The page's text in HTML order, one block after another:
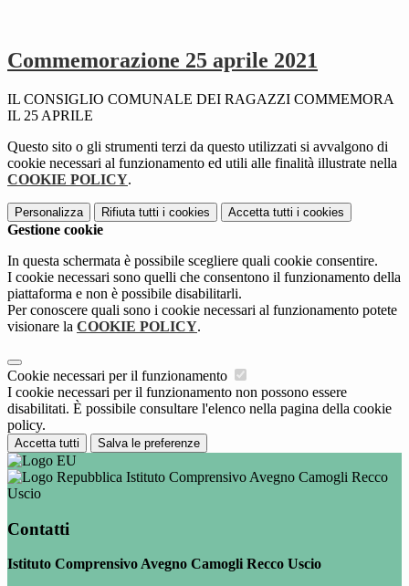
Commemorazione 25 aprile 2021
IL CONSIGLIO COMUNALE DEI RAGAZZI COMMEMORA
IL 25 APRILE
Questo sito o gli strumenti terzi da questo utilizzati si avvalgono di
cookie necessari al funzionamento ed utili alle finalità illustrate nella
COOKIE POLICY.
Personalizza Rifiuta tutti i cookies Accetta tutti i cookies
Gestione cookie
In questa schermata è possibile scegliere quali cookie consentire.
I cookie necessari sono quelli che consentono il funzionamento della
piattaforma e non è possibile disabilitarli.
Per conoscere quali sono i cookie necessari al funzionamento potete
visionare la COOKIE POLICY.
Cookie necessari per il funzionamento
I cookie necessari per il funzionamento non possono essere
disabilitati. È possibile consultare l'elenco nella pagina della cookie
policy.
Accetta tutti Salva le preferenze
Istituto Comprensivo Avegno Camogli Recco
Uscio
Contatti
Istituto Comprensivo Avegno Camogli Recco Uscio